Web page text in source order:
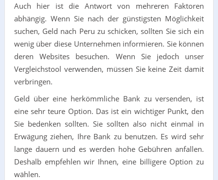
Auch hier ist die Antwort von mehreren Faktoren
abhängig. Wenn Sie nach der günstigsten Möglichkeit
suchen, Geld nach Peru zu schicken, sollten Sie sich ein
wenig über diese Unternehmen informieren. Sie können
deren Websites besuchen. Wenn Sie jedoch unser
Vergleichstool verwenden, müssen Sie keine Zeit damit
verbringen.
Geld über eine herkömmliche Bank zu versenden, ist
eine sehr teure Option. Das ist ein wichtiger Punkt, den
Sie bedenken sollten. Sie sollten also nicht einmal in
Erwägung ziehen, Ihre Bank zu benutzen. Es wird sehr
lange dauern und es werden hohe Gebühren anfallen.
Deshalb empfehlen wir Ihnen, eine billigere Option zu
wählen.